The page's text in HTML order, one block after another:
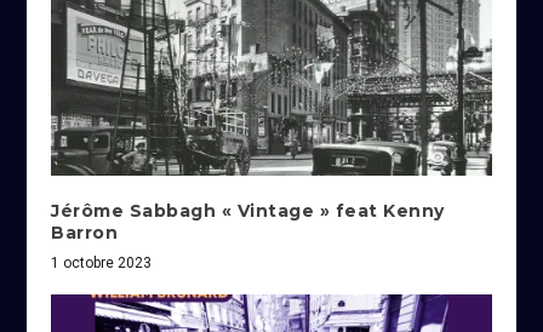
Jérôme Sabbagh « Vintage » feat Kenny
Barron
1 octobre 2023